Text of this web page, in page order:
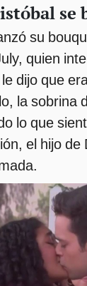
se
su
quien
dijo que
la sobrina
lo que
el hijo de